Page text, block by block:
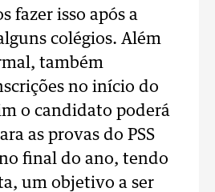
fazer isso após a
colégios. Além
também
no início do
o candidato poderá
as provas do PSS
final do ano, tendo
um objetivo a ser